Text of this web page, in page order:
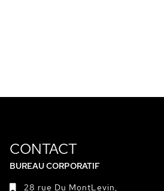
CONTACT
BUREAU CORPORATIF
28 rue Du MontLevin,